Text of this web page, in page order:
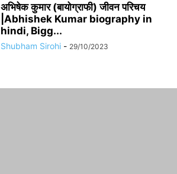
अभिषेक कुमार (बायोग्राफी) जीवन परिचय
|Abhishek Kumar biography in
hindi, Bigg...
Shubham Sirohi - 29/10/2023